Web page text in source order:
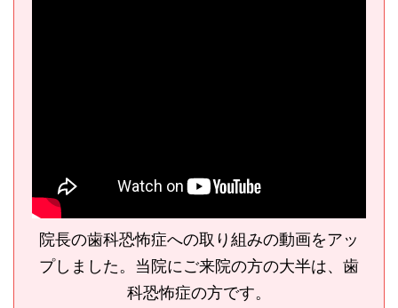
院長の歯科恐怖症への取り組みの動画をアッ
プしました。当院にご来院の方の大半は、歯
科恐怖症の方です。